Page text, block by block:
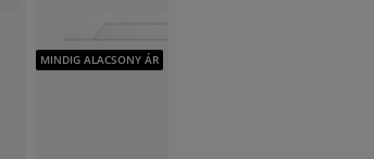
MINDIG ALACSONY ÁR